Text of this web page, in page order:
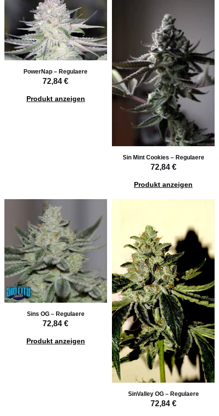
PowerNap – Regulaere
72,84 €
Produkt anzeigen
Sin Mint Cookies – Regulaere
72,84 €
Produkt anzeigen
Sins OG – Regulaere
72,84 €
Produkt anzeigen
SinValley OG – Regulaere
72,84 €